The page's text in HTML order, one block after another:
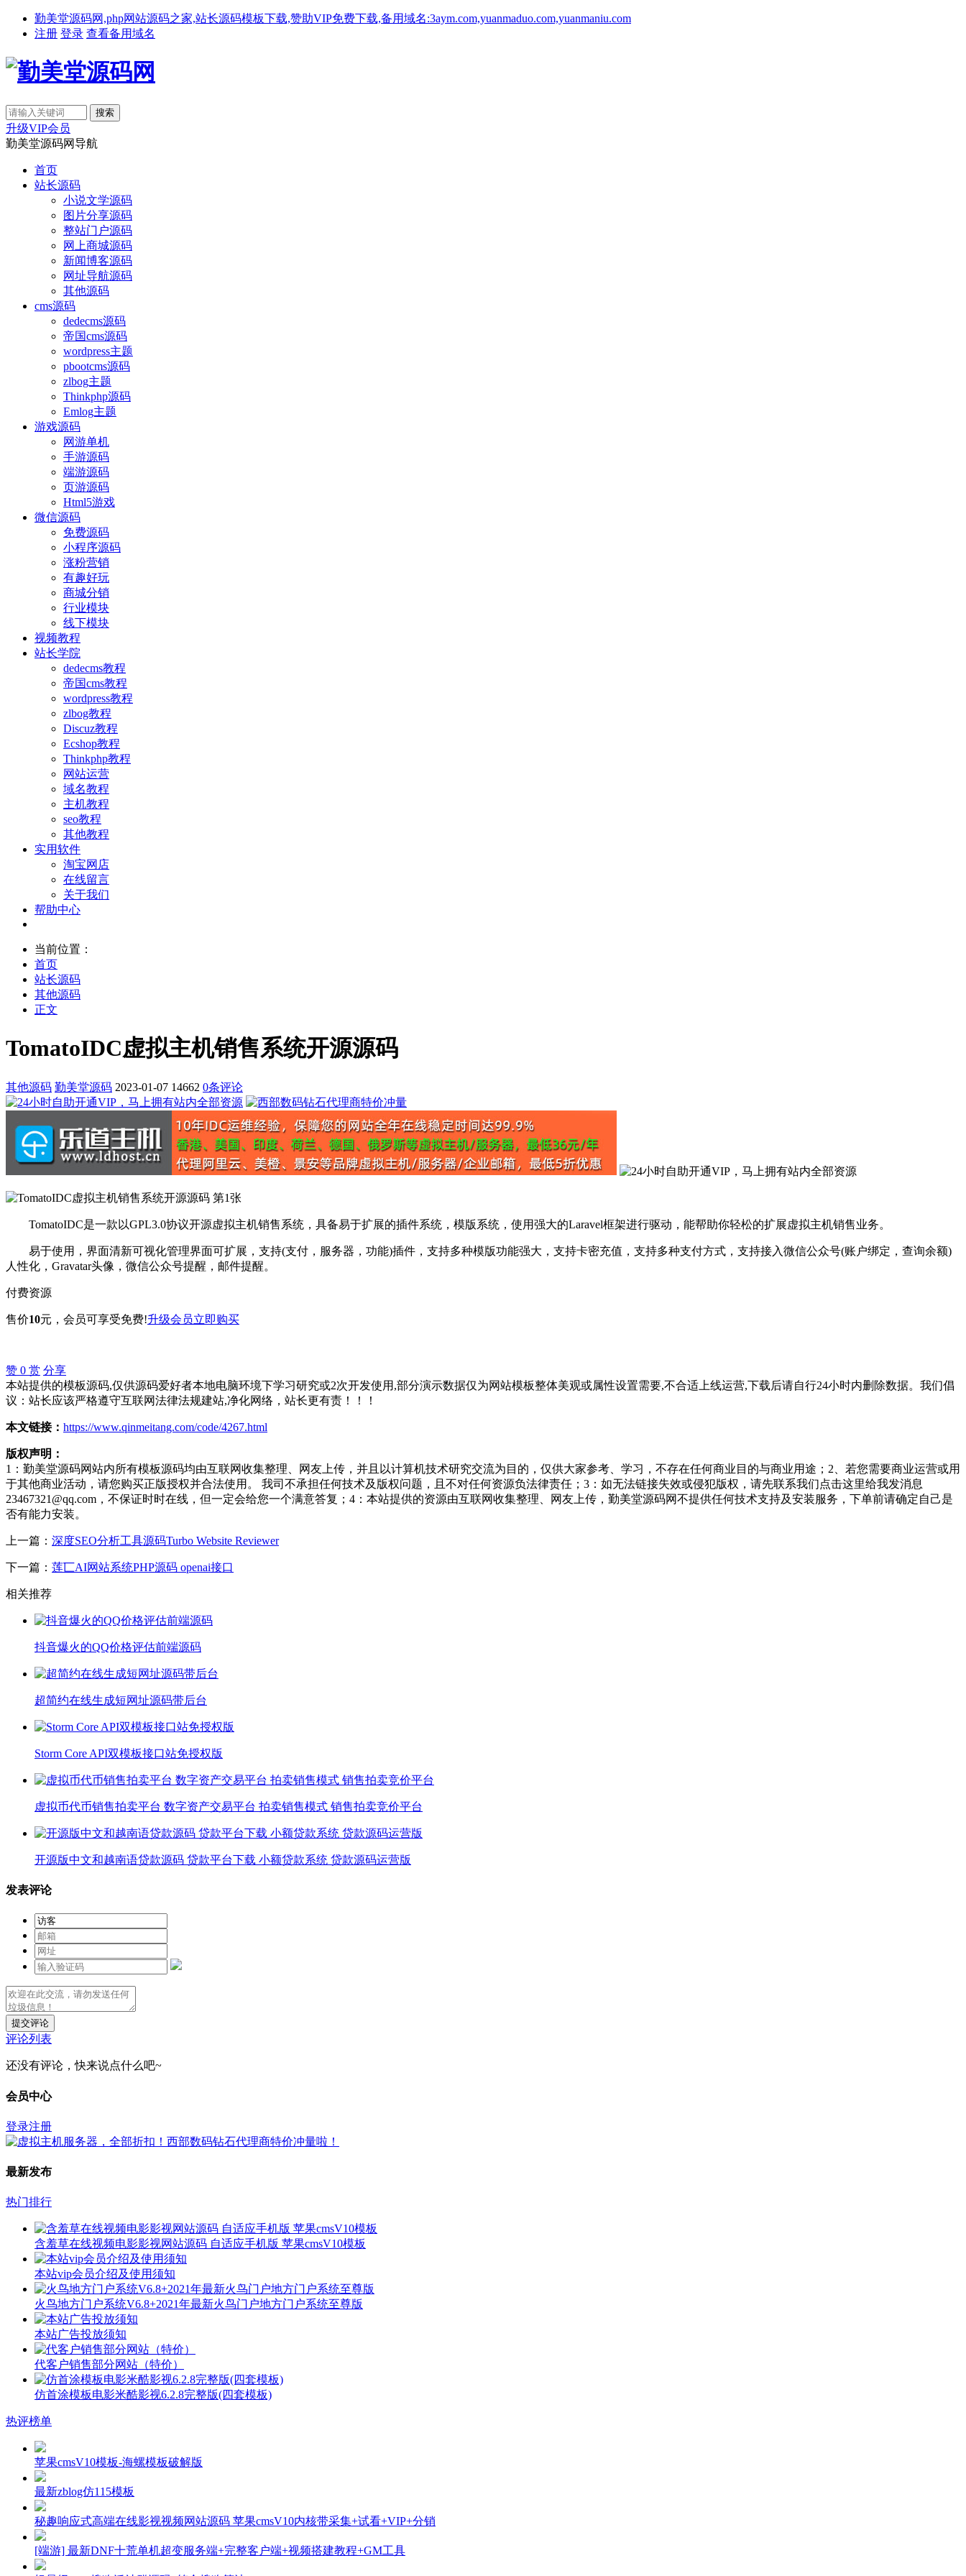
勤美堂源码网,php网站源码之家,站长源码模板下载,赞助VIP免费下载,备用域名:3aym.com,yuanmaduo.com,yuanmaniu.com
注册 登录 查看备用域名
升级VIP会员
勤美堂源码网导航
首页
站长源码
小说文学源码
图片分享源码
整站门户源码
网上商城源码
新闻博客源码
网址导航源码
其他源码
cms源码
dedecms源码
帝国cms源码
wordpress主题
pbootcms源码
zlbog主题
Thinkphp源码
Emlog主题
游戏源码
网游单机
手游源码
端游源码
页游源码
Html5游戏
微信源码
免费源码
小程序源码
涨粉营销
有趣好玩
商城分销
行业模块
线下模块
视频教程
站长学院
dedecms教程
帝国cms教程
wordpress教程
zlbog教程
Discuz教程
Ecshop教程
Thinkphp教程
网站运营
域名教程
主机教程
seo教程
其他教程
实用软件
淘宝网店
在线留言
关于我们
帮助中心
当前位置：
首页
站长源码
其他源码
正文
TomatoIDC虚拟主机销售系统开源源码
其他源码 勤美堂源码 2023-01-07 14662 0条评论
TomatoIDC是一款以GPL3.0协议开源虚拟主机销售系统，具备易于扩展的插件系统，模版系统，使用强大的Laravel框架进行驱动，能帮助你轻松的扩展虚拟主机销售业务。
易于使用，界面清新可视化管理界面可扩展，支持(支付，服务器，功能)插件，支持多种模版功能强大，支持卡密充值，支持多种支付方式，支持接入微信公众号(账户绑定，查询余额)
人性化，Gravatar头像，微信公众号提醒，邮件提醒。
付费资源
售价10元 ，会员可享受免费!升级会员立即购买
赞 0 赏 分享
本站提供的模板源码,仅供源码爱好者本地电脑环境下学习研究或2次开发使用,部分演示数据仅为网站模板整体美观或属性设置需要,不合适上线运营,下载后请自行24小时内删除数据。我们倡
议：站长应该严格遵守互联网法律法规建站,净化网络，站长更有责！！！
本文链接： https://www.qinmeitang.com/code/4267.html
版权声明：
1：勤美堂源码网站内所有模板源码均由互联网收集整理、网友上传，并且以计算机技术研究交流为目的，仅供大家参考、学习，不存在任何商业目的与商业用途；2、若您需要商业运营或用
于其他商业活动，请您购买正版授权并合法使用。 我司不承担任何技术及版权问题，且不对任何资源负法律责任；3：如无法链接失效或侵犯版权，请先联系我们点击这里给我发消息
23467321@qq.com，不保证时时在线，但一定会给您一个满意答复；4：本站提供的资源由互联网收集整理、网友上传，勤美堂源码网不提供任何技术支持及安装服务，下单前请确定自己是
否有能力安装。
上一篇： 深度SEO分析工具源码Turbo Website Reviewer
下一篇： 莲匸AI网站系统PHP源码 openai接口
相关推荐
抖音爆火的QQ价格评估前端源码
超简约在线生成短网址源码带后台
Storm Core API双模板接口站免授权版
虚拟币代币销售拍卖平台 数字资产交易平台 拍卖销售模式 销售拍卖竞价平台
开源版中文和越南语贷款源码 贷款平台下载 小额贷款系统 贷款源码运营版
发表评论
提交评论
评论列表
还没有评论，快来说点什么吧~
会员中心
登录注册
最新发布
热门排行
含羞草在线视频电影影视网站源码 自适应手机版 苹果cmsV10模板
本站vip会员介绍及使用须知
火鸟地方门户系统V6.8+2021年最新火鸟门户地方门户系统至尊版
本站广告投放须知
代客户销售部分网站（特价）
仿首涂模板电影米酷影视6.2.8完整版(四套模板)
热评榜单
苹果cmsV10模板-海螺模板破解版
最新zblog仿115模板
秘趣响应式高端在线影视视频网站源码 苹果cmsV10内核带采集+试看+VIP+分销
[端游] 最新DNF十荒单机超变服务端+完整客户端+视频搭建教程+GM工具